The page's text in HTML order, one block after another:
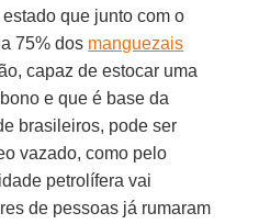
estado que junto com o
75% dos manguezais
capaz de estocar uma
e que é base da
brasileiros, pode ser
vazado, como pelo
petrolífera vai
de pessoas já rumaram